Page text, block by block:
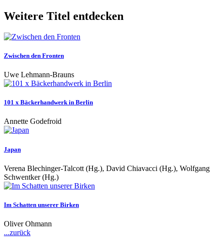
Weitere Titel entdecken
Zwischen den Fronten
Uwe Lehmann-Brauns
101 x Bäckerhandwerk in Berlin
Annette Godefroid
Japan
Verena Blechinger-Talcott (Hg.), David Chiavacci (Hg.), Wolfgang
Schwentker (Hg.)
Im Schatten unserer Birken
Oliver Ohmann
...zurück